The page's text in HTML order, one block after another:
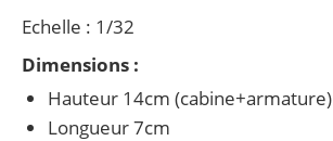
Echelle : 1/32
Dimensions :
Hauteur 14cm (cabine+armature)
Longueur 7cm